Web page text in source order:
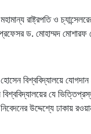
রাষ্ট্রপতি ও
ড. মোহাম্মদ
বিশ্ববিদ্যালয়ে
যে
উদ্দেশ্যে ঢাকায়